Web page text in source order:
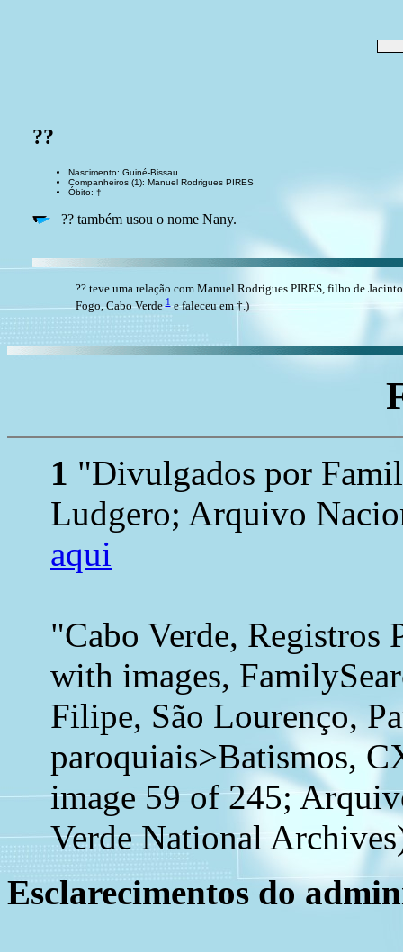
??
Nascimento: Guiné-Bissau
Companheiros (1): Manuel Rodrigues PIRES
Óbito: †
?? também usou o nome Nany.
?? teve uma relação com Manuel Rodrigues PIRES, filho de
Fogo, Cabo Verde1e faleceu em †.)
1 "Divulgados por
Ludgero; Arquivo
aqui
"Cabo Verde, Registros
with images,
Filipe, São Lourenço,
paroquiais>Batismos,
image 59 of 245;
Verde National
Esclarecimentos do